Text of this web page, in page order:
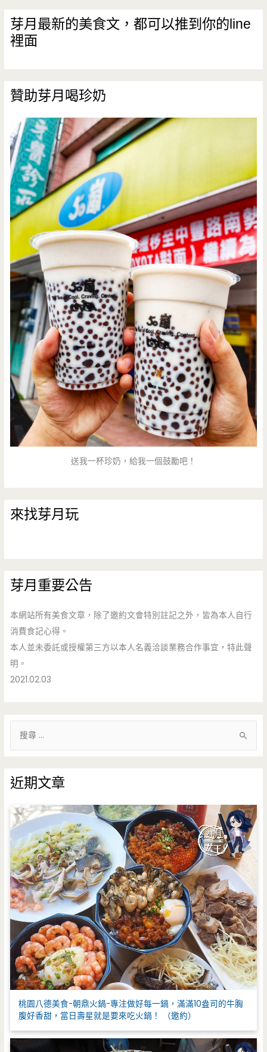
迷
的
肉
飯
（邀
約）
芽月最新的美食文，都可以推到你的line
裡面
贊助芽月喝珍奶
送我一杯珍奶，給我一個鼓勵吧！
來找芽月玩
芽月重要公告
本網站所有美食文章，除了邀約文會特別註記之外，皆為本人自行
消費食記心得。
本人並未委託或授權第三方以本人名義洽談業務合作事宜，特此聲
明。
2021.02.03
鍵
字
近期文章
桃園八德美食-朝鼎火鍋-專注做好每一鍋，滿滿10盎司的牛胸
腹好香甜，當日壽星就是要來吃火鍋！ （邀約）